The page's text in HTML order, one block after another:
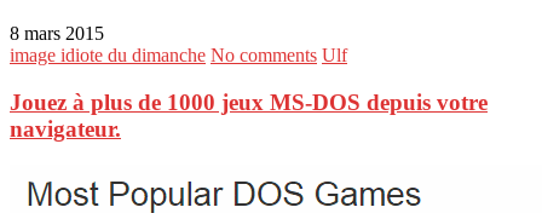
8 mars 2015
image idiote du dimanche No comments Ulf
Jouez à plus de 1000 jeux MS-DOS depuis votre
navigateur.